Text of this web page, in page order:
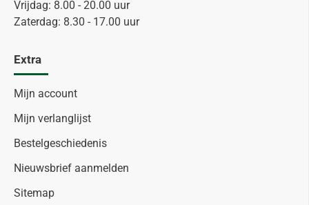
Vrijdag: 8.00 - 20.00 uur
Zaterdag: 8.30 - 17.00 uur
Extra
Mijn account
Mijn verlanglijst
Bestelgeschiedenis
Nieuwsbrief aanmelden
Sitemap